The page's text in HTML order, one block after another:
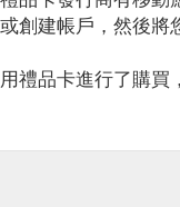
創建帳戶，然後
禮品卡進行了購